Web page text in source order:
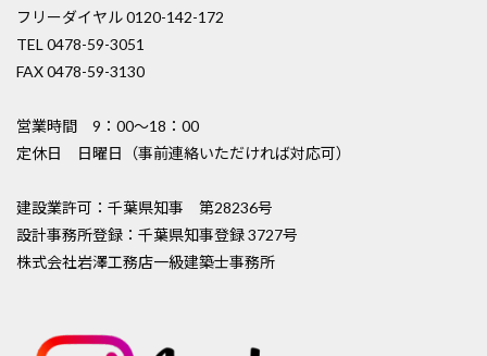
フリーダイヤル 0120-142-172
TEL 0478-59-3051
FAX 0478-59-3130
営業時間 9：00〜18：00
定休日 日曜日（事前連絡いただければ対応可）
建設業許可：千葉県知事 第28236号
設計事務所登録：千葉県知事登録 3727号
株式会社岩澤工務店一級建築士事務所